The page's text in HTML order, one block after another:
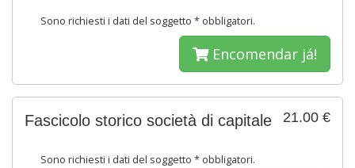
Sono richiesti i dati del soggetto * obbligatori.
Encomendar já!
21.00 €
Fascicolo storico società di capitale
Sono richiesti i dati del soggetto * obbligatori.